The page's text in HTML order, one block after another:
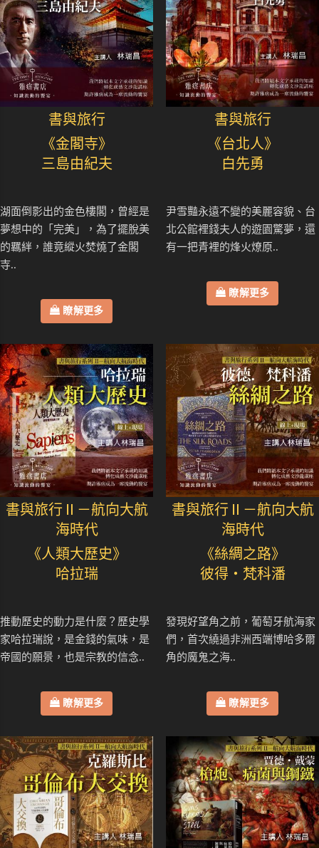
書與旅行
《金閣寺》
三島由紀夫
湖面倒影出的金色樓閣，曾經是
夢想中的「完美」，為了擺脫美
的羈絆，誰竟縱火焚燒了金閣
寺..
瞭解更多
書與旅行
《台北人》
白先勇
尹雪豔永遠不變的美麗容貌、台
北公館裡錢夫人的遊園驚夢，還
有一把青裡的烽火燎原..
瞭解更多
書與旅行Ⅱ－航向大航
海時代
《人類大歷史》
哈拉瑞
推動歷史的動力是什麼？歷史學
家哈拉瑞說，是金錢的氣味，是
帝國的願景，也是宗教的信念..
瞭解更多
書與旅行Ⅱ－航向大航
海時代
《絲綢之路》
彼得・梵科潘
發現好望角之前，葡萄牙航海家
們，首次繞過非洲西端博哈多爾
角的魔鬼之海..
瞭解更多